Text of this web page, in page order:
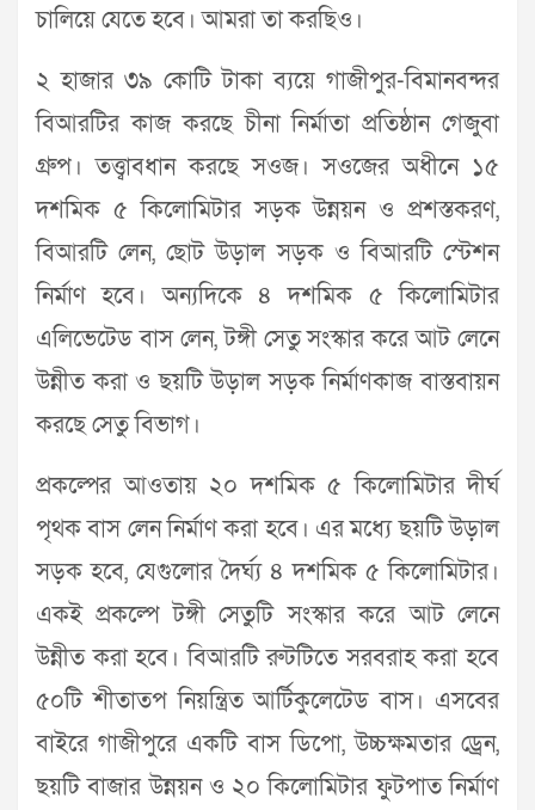
চালিয়ে যেতে হবে। আমরা তা করছিও।
২ হাজার ৩৯ কোটি টাকা ব্যয়ে গাজীপুর-বিমানবন্দর
বিআরটির কাজ করছে চীনা নির্মাতা প্রতিষ্ঠান গেজুবা
গ্রুপ। তত্ত্বাবধান করছে সওজ। সওজের অধীনে ১৫
দশমিক ৫ কিলোমিটার সড়ক উন্নয়ন ও প্রশস্তকরণ,
বিআরটি লেন, ছোট উড়াল সড়ক ও বিআরটি স্টেশন
নির্মাণ হবে। অন্যদিকে ৪ দশমিক ৫ কিলোমিটার
এলিভেটেড বাস লেন, টঙ্গী সেতু সংস্কার করে আট লেনে
উন্নীত করা ও ছয়টি উড়াল সড়ক নির্মাণকাজ বাস্তবায়ন
করছে সেতু বিভাগ।
প্রকল্পের আওতায় ২০ দশমিক ৫ কিলোমিটার দীর্ঘ
পৃথক বাস লেন নির্মাণ করা হবে। এর মধ্যে ছয়টি উড়াল
সড়ক হবে, যেগুলোর দৈর্ঘ্য ৪ দশমিক ৫ কিলোমিটার।
একই প্রকল্পে টঙ্গী সেতুটি সংস্কার করে আট লেনে
উন্নীত করা হবে। বিআরটি রুটটিতে সরবরাহ করা হবে
৫০টি শীতাতপ নিয়ন্ত্রিত আর্টিকুলেটেড বাস। এসবের
বাইরে গাজীপুরে একটি বাস ডিপো, উচ্চক্ষমতার ড্রেন,
ছয়টি বাজার উন্নয়ন ও ২০ কিলোমিটার ফুটপাত নির্মাণ